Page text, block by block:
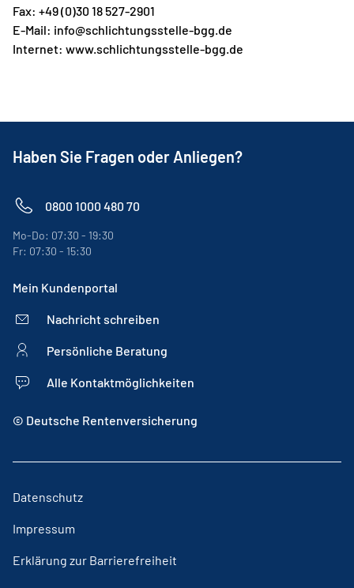
Fax: +49 (0)30 18 527-2901
E-Mail: info@schlichtungsstelle-bgg.de
Internet: www.schlichtungsstelle-bgg.de
Haben Sie Fragen oder Anliegen?
0800 1000 480 70
Mo-Do: 07:30 - 19:30
Fr: 07:30 - 15:30
Mein Kundenportal
Nachricht schreiben
Persönliche Beratung
Alle Kontaktmöglichkeiten
© Deutsche Rentenversicherung
Datenschutz
Impressum
Erklärung zur Barrierefreiheit